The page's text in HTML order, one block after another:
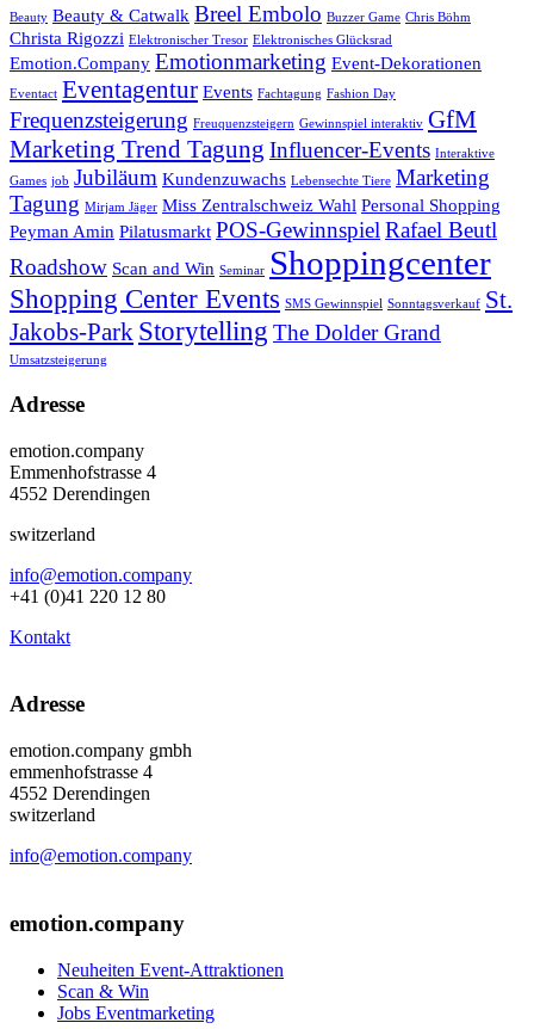
Beauty Beauty & Catwalk Breel Embolo Buzzer Game Chris Böhm
Christa Rigozzi Elektronischer Tresor Elektronisches Glücksrad
Emotion.Company Emotionmarketing Event-Dekorationen
Eventact Eventagentur Events Fachtagung Fashion Day
Frequenzsteigerung Freuquenzsteigern Gewinnspiel interaktiv GfM
Marketing Trend Tagung Influencer-Events Interaktive
Games job Jubiläum Kundenzuwachs Lebensechte Tiere Marketing
Tagung Mirjam Jäger Miss Zentralschweiz Wahl Personal Shopping
Peyman Amin Pilatusmarkt POS-GewinnspielRafael Beutl
Roadshow Scan and Win Seminar Shoppingcenter
Shopping Center Events SMS Gewinnspiel Sonntagsverkauf St.
Jakobs-Park Storytelling The Dolder Grand
Umsatzsteigerung
Adresse
emotion.company
Emmenhofstrasse 4
4552 Derendingen
switzerland
info@emotion.company
+41 (0)41 220 12 80
Kontakt
Adresse
emotion.company gmbh
emmenhofstrasse 4
4552 Derendingen
switzerland
info@emotion.company
emotion.company
Neuheiten Event-Attraktionen
Scan & Win
Jobs Eventmarketing